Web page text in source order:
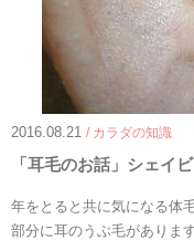
2016.08.21 / カラダの知識
「耳毛のお話」シェイ
年をとると共に気になる体
部分に耳のうぶ毛がありま